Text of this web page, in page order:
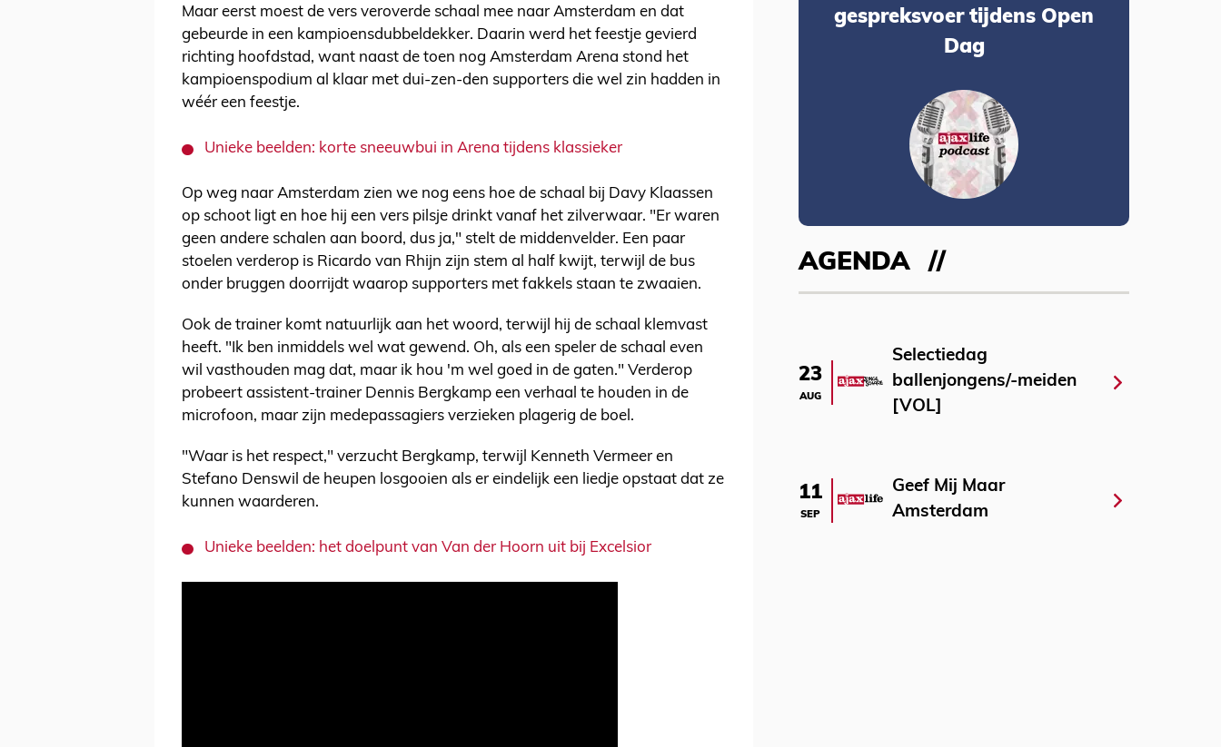
Maar eerst moest de vers veroverde schaal mee naar Amsterdam en dat
gebeurde in een kampioensdubbeldekker. Daarin werd het feestje gevierd
richting hoofdstad, want naast de toen nog Amsterdam Arena stond het
kampioenspodium al klaar met dui-zen-den supporters die wel zin hadden in
wéér een feestje.
Unieke beelden: korte sneeuwbui in Arena tijdens klassieker
Op weg naar Amsterdam zien we nog eens hoe de schaal bij Davy Klaassen
op schoot ligt en hoe hij een vers pilsje drinkt vanaf het zilverwaar. "Er waren
geen andere schalen aan boord, dus ja," stelt de middenvelder. Een paar
stoelen verderop is Ricardo van Rhijn zijn stem al half kwijt, terwijl de bus
onder bruggen doorrijdt waarop supporters met fakkels staan te zwaaien.
Ook de trainer komt natuurlijk aan het woord, terwijl hij de schaal klemvast
heeft. "Ik ben inmiddels wel wat gewend. Oh, als een speler de schaal even
wil vasthouden mag dat, maar ik hou 'm wel goed in de gaten." Verderop
probeert assistent-trainer Dennis Bergkamp een verhaal te houden in de
microfoon, maar zijn medepassagiers verzieken plagerig de boel.
"Waar is het respect," verzucht Bergkamp, terwijl Kenneth Vermeer en
Stefano Denswil de heupen losgooien als er eindelijk een liedje opstaat dat ze
kunnen waarderen.
Unieke beelden: het doelpunt van Van der Hoorn uit bij Excelsior
gespreksvoer tijdens Open
Dag
AGENDA
23
AUG
Selectiedag
ballenjongens/-meiden
[VOL]
11
SEP
Geef Mij Maar
Amsterdam